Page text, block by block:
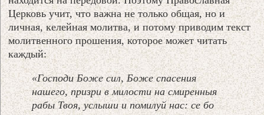
Церковь учит, что важна не только общая, но и
личная, келейная молитва, и потому приводим текст
молитвенного прошения, которое может читать
каждый:
«Господи Боже сил, Боже спасения
нашего, призри в милости на смиренныя
рабы Твоя, услыши и помилуй нас: се бо